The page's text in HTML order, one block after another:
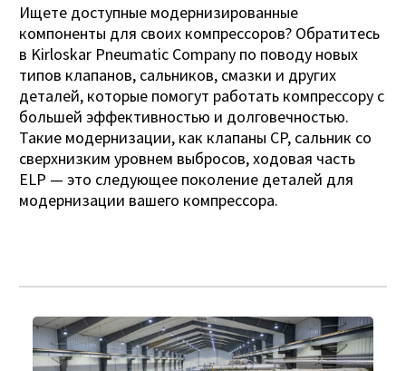
Ищете доступные модернизированные
компоненты для своих компрессоров? Обратитесь
в Kirloskar Pneumatic Company по поводу новых
типов клапанов, сальников, смазки и других
деталей, которые помогут работать компрессору с
большей эффективностью и долговечностью.
Такие модернизации, как клапаны CP, сальник со
сверхнизким уровнем выбросов, ходовая часть
ELP — это следующее поколение деталей для
модернизации вашего компрессора.